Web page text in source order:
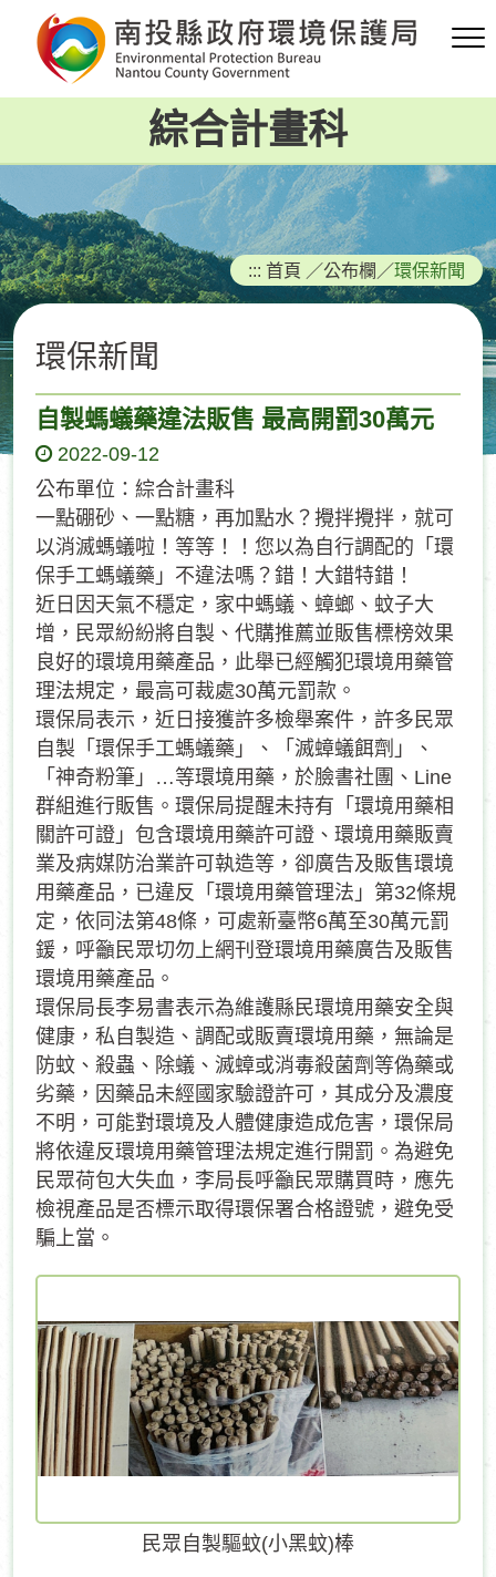
要
容
區
塊
綜合計畫科
::: 首頁 ／公布欄 ／環保新聞
環保新聞
自製螞蟻藥違法販售 最高開罰30萬元
2022-09-12
公布單位：綜合計畫科
一點硼砂、一點糖，再加點水？攪拌攪拌，就可
以消滅螞蟻啦！等等！！您以為自行調配的「環
保手工螞蟻藥」不違法嗎？錯！大錯特錯！
近日因天氣不穩定，家中螞蟻、蟑螂、蚊子大
增，民眾紛紛將自製、代購推薦並販售標榜效果
良好的環境用藥產品，此舉已經觸犯環境用藥管
理法規定，最高可裁處30萬元罰款。
環保局表示，近日接獲許多檢舉案件，許多民眾
自製「環保手工螞蟻藥」、「滅蟑蟻餌劑」、
「神奇粉筆」…等環境用藥，於臉書社團、Line
群組進行販售。環保局提醒未持有「環境用藥相
關許可證」包含環境用藥許可證、環境用藥販賣
業及病媒防治業許可執造等，卻廣告及販售環境
用藥產品，已違反「環境用藥管理法」第32條規
定，依同法第48條，可處新臺幣6萬至30萬元罰
鍰，呼籲民眾切勿上網刊登環境用藥廣告及販售
環境用藥產品。
環保局長李易書表示為維護縣民環境用藥安全與
健康，私自製造、調配或販賣環境用藥，無論是
防蚊、殺蟲、除蟻、滅蟑或消毒殺菌劑等偽藥或
劣藥，因藥品未經國家驗證許可，其成分及濃度
不明，可能對環境及人體健康造成危害，環保局
將依違反環境用藥管理法規定進行開罰。為避免
民眾荷包大失血，李局長呼籲民眾購買時，應先
檢視產品是否標示取得環保署合格證號，避免受
騙上當。
民眾自製驅蚊(小黑蚊)棒